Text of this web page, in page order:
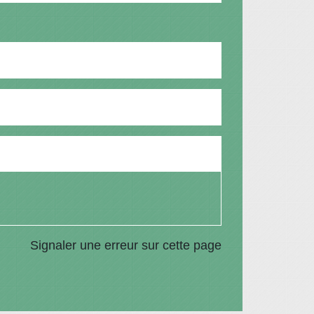
Signaler une erreur sur cette page